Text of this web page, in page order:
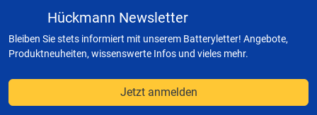
Hückmann Newsletter
Bleiben Sie stets informiert mit unserem Batteryletter! Angebote,
Produktneuheiten, wissenswerte Infos und vieles mehr.
Jetzt anmelden